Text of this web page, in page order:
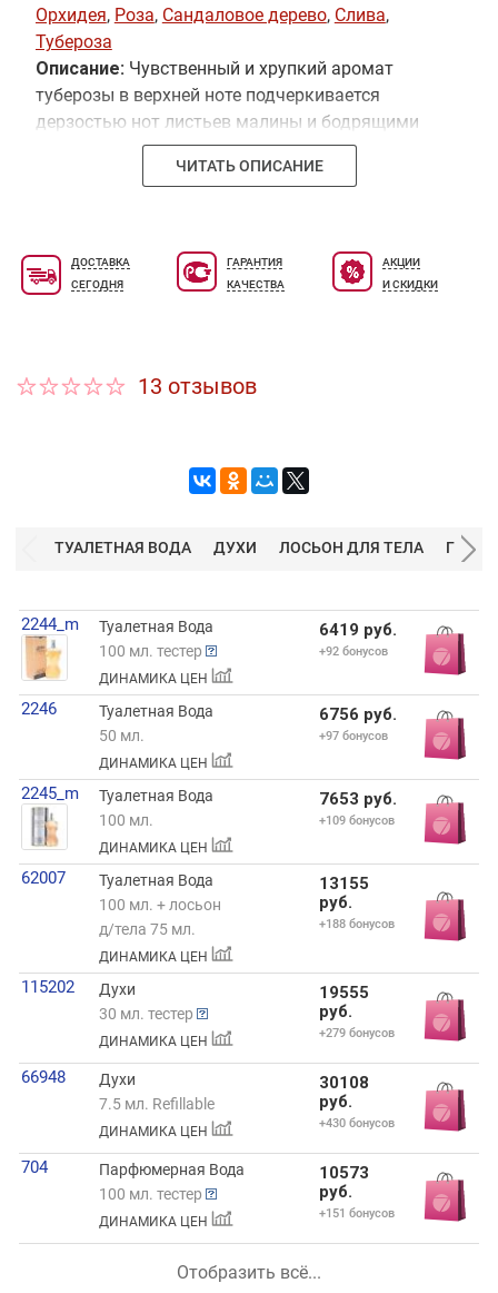
Орхидея, Роза, Сандаловое дерево, Слива,
Тубероза
Описание:Чувственный и хрупкий аромат
туберозы в верхней ноте подчеркивается
дерзостью нот листьев малины и бодрящими
аккордами сладкого апельсина. Стручковый и
розовый перец - в ноте "сердца".Кедр,
древесном букете.
ЧИТАТЬ ОПИСАНИЕ
ДОСТАВКА
СЕГОДНЯ
ГАРАНТИЯ
КАЧЕСТВА
АКЦИИ
И СКИДКИ
13 отзывов
ТУАЛЕТНАЯ ВОДА ДУХИ ЛОСЬОН ДЛЯ ТЕЛА ГЕЛЬ
2244_m
Туалетная Вода
100 мл. тестер
ДИНАМИКА ЦЕН
6419 руб.
+92 бонусов
2246
Туалетная Вода
50 мл.
ДИНАМИКА ЦЕН
6756 руб.
+97 бонусов
2245_m
Туалетная Вода
100 мл.
ДИНАМИКА ЦЕН
7653 руб.
+109 бонусов
62007
Туалетная Вода
100 мл. + лосьон
д/тела 75 мл.
ДИНАМИКА ЦЕН
13155
руб.
+188 бонусов
115202
Духи
30 мл. тестер
ДИНАМИКА ЦЕН
19555
руб.
+279 бонусов
66948
Духи
7.5 мл. Refillable
ДИНАМИКА ЦЕН
30108
руб.
+430 бонусов
704
Парфюмерная Вода
100 мл. тестер
ДИНАМИКА ЦЕН
10573
руб.
+151 бонусов
Отобразить всё...